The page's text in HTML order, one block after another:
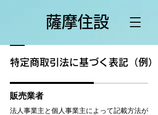
薩摩住設
特定商取引法に基づく表記（例）
販売業者
法人事業主と個人事業主によって記載方法が